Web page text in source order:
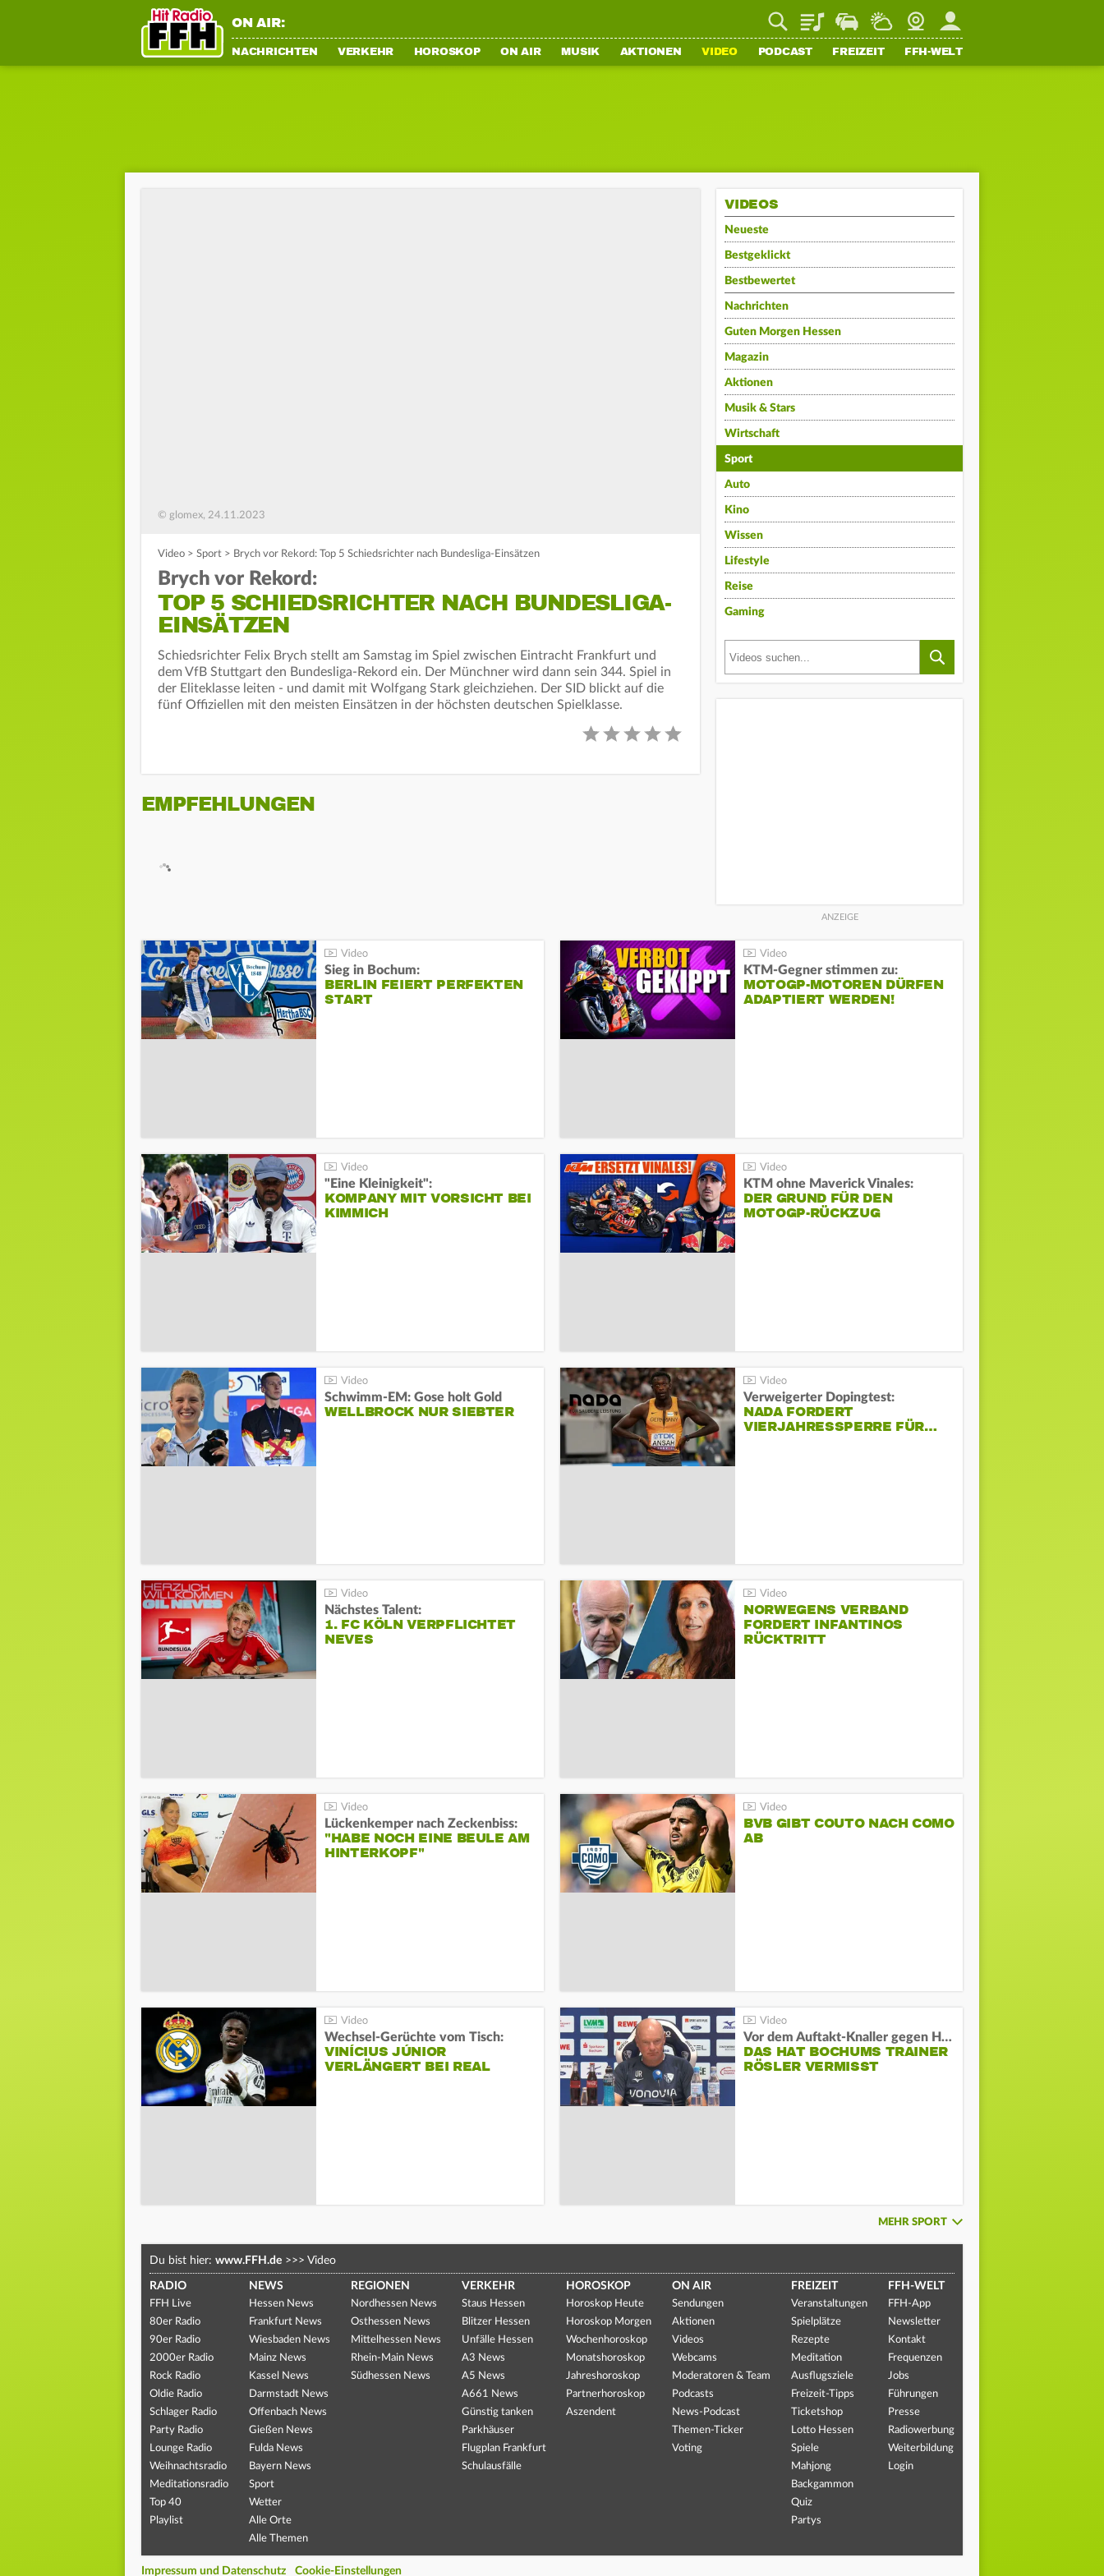
ON AIR: PlaylistStaupilotWetterWebcamMein FFH
NACHRICHTEN VERKEHR HOROSKOP ON AIR MUSIK AKTIONEN VIDEO PODCAST FREIZEIT FFH-WELT
© glomex, 24.11.2023
Video > Sport > Brych vor Rekord: Top 5 Schiedsrichter nach Bundesliga-Einsätzen
Brych vor Rekord:
TOP 5 SCHIEDSRICHTER NACH BUNDESLIGA-
EINSÄTZEN
Schiedsrichter Felix Brych stellt am Samstag im Spiel zwischen Eintracht Frankfurt und
dem VfB Stuttgart den Bundesliga-Rekord ein. Der Münchner wird dann sein 344. Spiel in
der Eliteklasse leiten - und damit mit Wolfgang Stark gleichziehen. Der SID blickt auf die
fünf Offiziellen mit den meisten Einsätzen in der höchsten deutschen Spielklasse.
EMPFEHLUNGEN
VIDEOS
Neueste
Bestgeklickt
Bestbewertet
Nachrichten
Guten Morgen Hessen
Magazin
Aktionen
Musik & Stars
Wirtschaft
Sport
Auto
Kino
Wissen
Lifestyle
Reise
Gaming
Sieg in Bochum:
BERLIN FEIERT PERFEKTEN
START
KTM-Gegner stimmen zu:
MOTOGP-MOTOREN DÜRFEN
ADAPTIERT WERDEN!
"Eine Kleinigkeit":
KOMPANY MIT VORSICHT BEI
KIMMICH
KTM ohne Maverick Vinales:
DER GRUND FÜR DEN
MOTOGP-RÜCKZUG
Schwimm-EM: Gose holt Gold
WELLBROCK NUR SIEBTER
Verweigerter Dopingtest:
NADA FORDERT
VIERJAHRESSPERRE FÜR…
Nächstes Talent:
1. FC KÖLN VERPFLICHTET
NEVES
NORWEGENS VERBAND
FORDERT INFANTINOS
RÜCKTRITT
Lückenkemper nach Zeckenbiss:
"HABE NOCH EINE BEULE AM
HINTERKOPF"
BVB GIBT COUTO NACH COMO
AB
Wechsel-Gerüchte vom Tisch:
VINÍCIUS JÚNIOR
VERLÄNGERT BEI REAL
Vor dem Auftakt-Knaller gegen Hertha:
DAS HAT BOCHUMS TRAINER
RÖSLER VERMISST
MEHR SPORT
Du bist hier: www.FFH.de >>> Video
RADIO
FFH Live
80er Radio
90er Radio
2000er Radio
Rock Radio
Oldie Radio
Schlager Radio
Party Radio
Lounge Radio
Weihnachtsradio
Meditationsradio
Top 40
Playlist
NEWS
Hessen News
Frankfurt News
Wiesbaden News
Mainz News
Kassel News
Darmstadt News
Offenbach News
Gießen News
Fulda News
Bayern News
Sport
Wetter
Alle Orte
Alle Themen
REGIONEN
Nordhessen News
Osthessen News
Mittelhessen News
Rhein-Main News
Südhessen News
VERKEHR
Staus Hessen
Blitzer Hessen
Unfälle Hessen
A3 News
A5 News
A661 News
Günstig tanken
Parkhäuser
Flugplan Frankfurt
Schulausfälle
HOROSKOP
Horoskop Heute
Horoskop Morgen
Wochenhoroskop
Monatshoroskop
Jahreshoroskop
Partnerhoroskop
Aszendent
ON AIR
Sendungen
Aktionen
Videos
Webcams
Moderatoren & Team
Podcasts
News-Podcast
Themen-Ticker
Voting
FREIZEIT
Veranstaltungen
Spielplätze
Rezepte
Meditation
Ausflugsziele
Freizeit-Tipps
Ticketshop
Lotto Hessen
Spiele
Mahjong
Backgammon
Quiz
Partys
FFH-WELT
FFH-App
Newsletter
Kontakt
Frequenzen
Jobs
Führungen
Presse
Radiowerbung
Weiterbildung
Login
Impressum und Datenschutz Cookie-Einstellungen